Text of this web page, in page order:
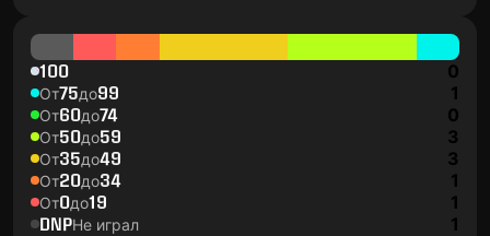
100 0
От75до99 1
От60до74 0
От50до59 3
От35до49 3
От20до34 1
От0до19 1
DNPНе играл 1